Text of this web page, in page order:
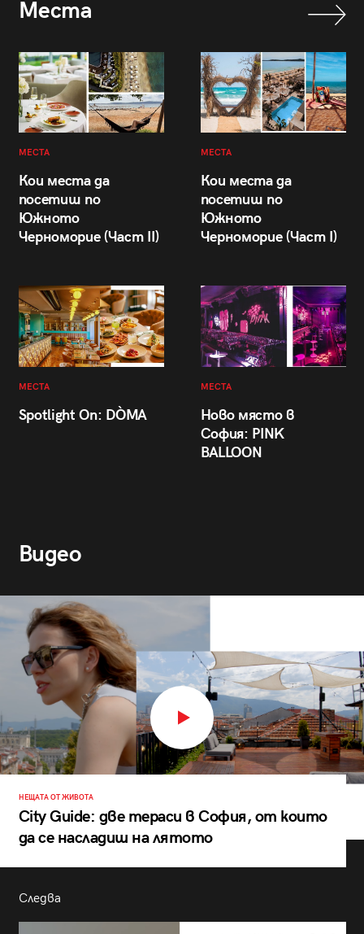
Места
МЕСТА
Кои места да
посетиш по
Южното
Черноморие (Част II)
МЕСТА
Кои места да
посетиш по
Южното
Черноморие (Част I)
МЕСТА
Spotlight On: DÒMA
МЕСТА
Ново място в
София: PINK
BALLOON
Видео
НЕЩАТА ОТ ЖИВОТА
City Guide: две тераси в София, от които
да се насладиш на лятото
Следва